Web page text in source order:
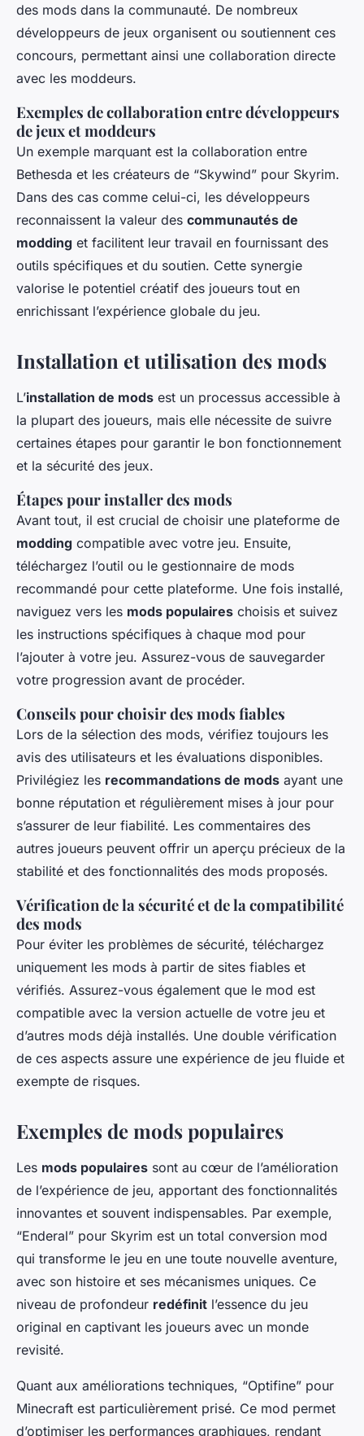
des mods dans la communauté. De nombreux
développeurs de jeux organisent ou soutiennent ces
concours, permettant ainsi une collaboration directe
avec les moddeurs.
Exemples de collaboration entre développeurs
de jeux et moddeurs
Un exemple marquant est la collaboration entre
Bethesda et les créateurs de “Skywind” pour Skyrim.
Dans des cas comme celui-ci, les développeurs
reconnaissent la valeur des communautés de
modding et facilitent leur travail en fournissant des
outils spécifiques et du soutien. Cette synergie
valorise le potentiel créatif des joueurs tout en
enrichissant l’expérience globale du jeu.
Installation et utilisation des mods
L’installation de mods est un processus accessible à
la plupart des joueurs, mais elle nécessite de suivre
certaines étapes pour garantir le bon fonctionnement
et la sécurité des jeux.
Étapes pour installer des mods
Avant tout, il est crucial de choisir une plateforme de
modding compatible avec votre jeu. Ensuite,
téléchargez l’outil ou le gestionnaire de mods
recommandé pour cette plateforme. Une fois installé,
naviguez vers les mods populaires choisis et suivez
les instructions spécifiques à chaque mod pour
l’ajouter à votre jeu. Assurez-vous de sauvegarder
votre progression avant de procéder.
Conseils pour choisir des mods fiables
Lors de la sélection des mods, vérifiez toujours les
avis des utilisateurs et les évaluations disponibles.
Privilégiez les recommandations de mods ayant une
bonne réputation et régulièrement mises à jour pour
s’assurer de leur fiabilité. Les commentaires des
autres joueurs peuvent offrir un aperçu précieux de la
stabilité et des fonctionnalités des mods proposés.
Vérification de la sécurité et de la compatibilité
des mods
Pour éviter les problèmes de sécurité, téléchargez
uniquement les mods à partir de sites fiables et
vérifiés. Assurez-vous également que le mod est
compatible avec la version actuelle de votre jeu et
d’autres mods déjà installés. Une double vérification
de ces aspects assure une expérience de jeu fluide et
exempte de risques.
Exemples de mods populaires
Les mods populaires sont au cœur de l’amélioration
de l’expérience de jeu, apportant des fonctionnalités
innovantes et souvent indispensables. Par exemple,
“Enderal” pour Skyrim est un total conversion mod
qui transforme le jeu en une toute nouvelle aventure,
avec son histoire et ses mécanismes uniques. Ce
niveau de profondeur redéfinit l’essence du jeu
original en captivant les joueurs avec un monde
revisité.
Quant aux améliorations techniques, “Optifine” pour
Minecraft est particulièrement prisé. Ce mod permet
d’optimiser les performances graphiques, rendant